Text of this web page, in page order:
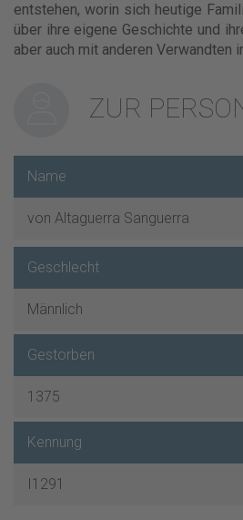
entstehen, worin sich heutige
über ihre eigene Geschichte und
aber auch mit anderen Verwandten
ZUR
Name
von Altaguerra Sanguerra
Geschlecht
Männlich
Gestorben
1375
Kennung
I1291